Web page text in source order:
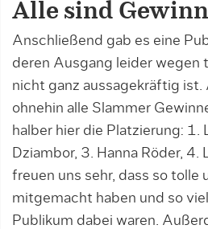
Alle sind
Anschließend gab es eine
deren Ausgang leider wegen
nicht ganz aussagekräftig ist.
ohnehin alle Slammer
halber hier die Platzierung: 1.
Dziambor, 3. Hanna Röder,
freuen uns sehr, dass so tolle
mitgemacht haben und so
Publikum dabei waren.